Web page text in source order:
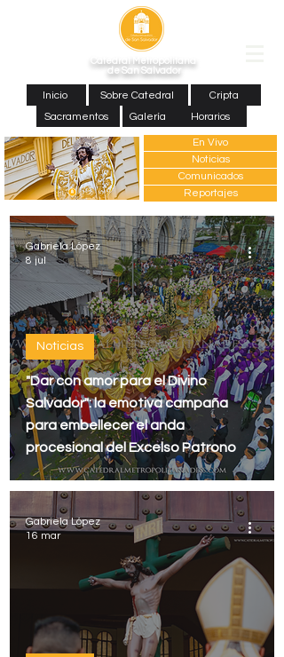
Catedral Metropolitana
de San Salvador
Inicio Sobre Catedral
Cripta
Sacramentos
Galería Horarios
En Vivo
Noticias
Comunicados
Reportajes
"Dar con amor para el Divino
Salvador": la emotiva campaña
para embellecer el anda
procesional del Excelso Patrono
Noticias
Gabriela López
8 jul
Gabriela López
16 mar